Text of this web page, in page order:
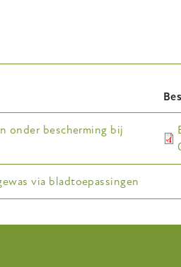
onder bescherming bij
via bladtoepassingen